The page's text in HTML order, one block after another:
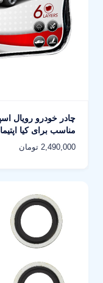
مناسب برای کیا اپتیما JF
2,490,000 تومان